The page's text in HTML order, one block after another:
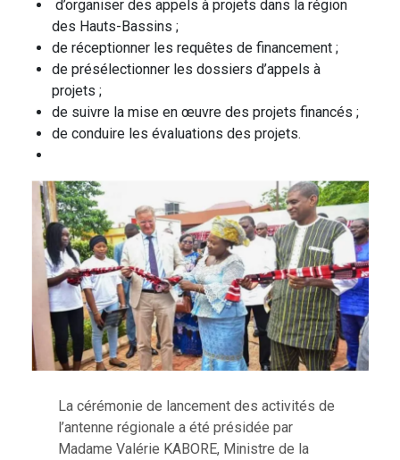
d’organiser des appels à projets dans la région
des Hauts-Bassins ;
de réceptionner les requêtes de financement ;
de présélectionner les dossiers d’appels à
projets ;
de suivre la mise en œuvre des projets financés ;
de conduire les évaluations des projets.
La cérémonie de lancement des activités de
l’antenne régionale a été présidée par
Madame Valérie KABORE, Ministre de la